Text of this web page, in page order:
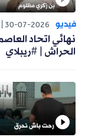
فيديو 30-07-2026
نهائي اتحاد
الحراش | #ريبلاي